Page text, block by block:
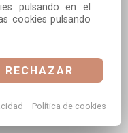
pulsando en el
cookies pulsando
RECHAZAR
Política de cookies